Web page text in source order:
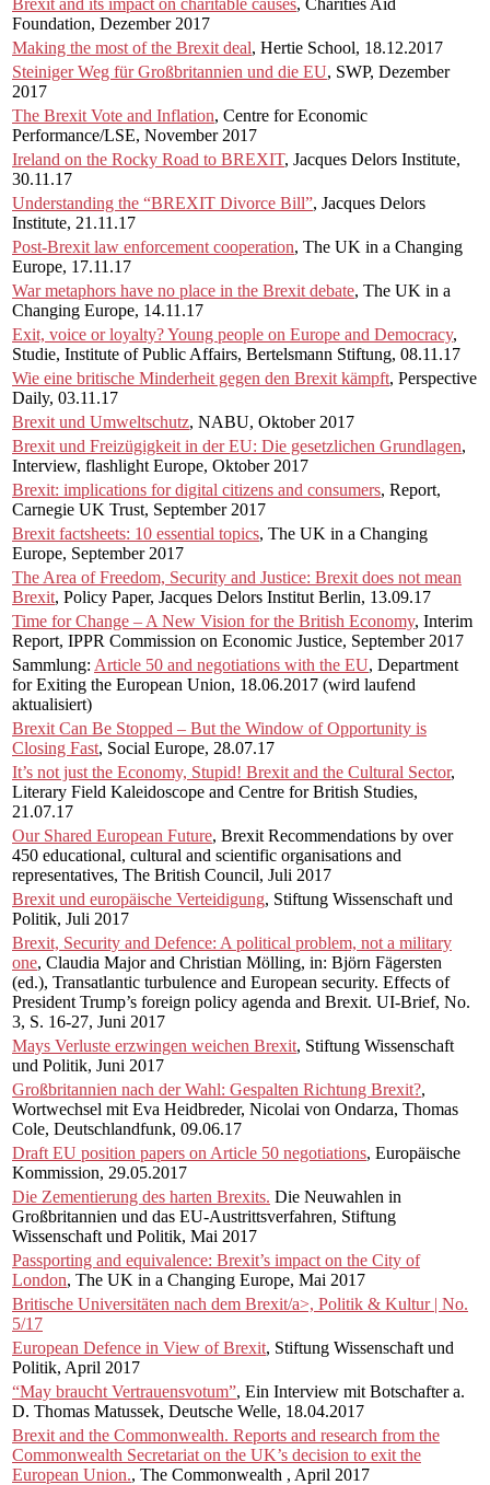
Foundation, Dezember 2017
Making the most of the Brexit deal, Hertie School, 18.12.2017
Steiniger Weg für Großbritannien und die EU, SWP, Dezember
2017
The Brexit Vote and Inflation, Centre for Economic
Performance/LSE, November 2017
Ireland on the Rocky Road to BREXIT, Jacques Delors Institute,
30.11.17
Understanding the “BREXIT Divorce Bill”, Jacques Delors
Institute, 21.11.17
Post-Brexit law enforcement cooperation, The UK in a Changing
Europe, 17.11.17
War metaphors have no place in the Brexit debate, The UK in a
Changing Europe, 14.11.17
Exit, voice or loyalty? Young people on Europe and Democracy,
Studie, Institute of Public Affairs, Bertelsmann Stiftung, 08.11.17
Wie eine britische Minderheit gegen den Brexit kämpft, Perspective
Daily, 03.11.17
Brexit und Umweltschutz, NABU, Oktober 2017
Brexit und Freizügigkeit in der EU: Die gesetzlichen Grundlagen,
Interview, flashlight Europe, Oktober 2017
Brexit: implications for digital citizens and consumers, Report,
Carnegie UK Trust, September 2017
Brexit factsheets: 10 essential topics, The UK in a Changing
Europe, September 2017
The Area of Freedom, Security and Justice: Brexit does not mean
Brexit, Policy Paper, Jacques Delors Institut Berlin, 13.09.17
Time for Change – A New Vision for the British Economy, Interim
Report, IPPR Commission on Economic Justice, September 2017
Sammlung: Article 50 and negotiations with the EU, Department
for Exiting the European Union, 18.06.2017 (wird laufend
aktualisiert)
Brexit Can Be Stopped – But the Window of Opportunity is
Closing Fast, Social Europe, 28.07.17
It’s not just the Economy, Stupid! Brexit and the Cultural Sector,
Literary Field Kaleidoscope and Centre for British Studies,
21.07.17
Our Shared European Future, Brexit Recommendations by over
450 educational, cultural and scientific organisations and
representatives, The British Council, Juli 2017
Brexit und europäische Verteidigung, Stiftung Wissenschaft und
Politik, Juli 2017
Brexit, Security and Defence: A political problem, not a military
one, Claudia Major and Christian Mölling, in: Björn Fägersten
(ed.), Transatlantic turbulence and European security. Effects of
President Trump’s foreign policy agenda and Brexit. UI-Brief, No.
3, S. 16-27, Juni 2017
Mays Verluste erzwingen weichen Brexit, Stiftung Wissenschaft
und Politik, Juni 2017
Großbritannien nach der Wahl: Gespalten Richtung Brexit?,
Wortwechsel mit Eva Heidbreder, Nicolai von Ondarza, Thomas
Cole, Deutschlandfunk, 09.06.17
Draft EU position papers on Article 50 negotiations, Europäische
Kommission, 29.05.2017
Die Zementierung des harten Brexits. Die Neuwahlen in
Großbritannien und das EU-Austrittsverfahren, Stiftung
Wissenschaft und Politik, Mai 2017
Passporting and equivalence: Brexit’s impact on the City of
London, The UK in a Changing Europe, Mai 2017
Britische Universitäten nach dem Brexit/a>, Politik & Kultur | No.
5/17
European Defence in View of Brexit, Stiftung Wissenschaft und
Politik, April 2017
“May braucht Vertrauensvotum”, Ein Interview mit Botschafter a.
D. Thomas Matussek, Deutsche Welle, 18.04.2017
Brexit and the Commonwealth. Reports and research from the
Commonwealth Secretariat on the UK’s decision to exit the
European Union., The Commonwealth , April 2017